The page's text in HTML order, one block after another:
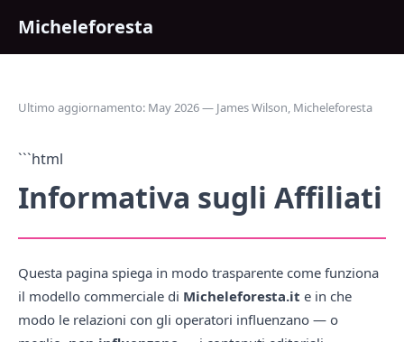
Micheleforesta
Ultimo aggiornamento: May 2026 — James Wilson, Micheleforesta
```html
Informativa sugli Affiliati
Questa pagina spiega in modo trasparente come funziona
il modello commerciale di Micheleforesta.it e in che
modo le relazioni con gli operatori influenzano — o